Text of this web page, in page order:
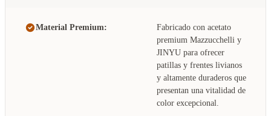
Material Premium:
Fabricado con acetato
premium Mazzucchelli y
JINYU para ofrecer
patillas y frentes livianos
y altamente duraderos que
presentan una vitalidad de
color excepcional.